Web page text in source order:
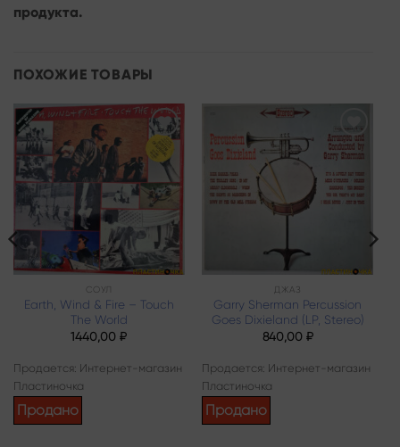
продукта.
ПОХОЖИЕ ТОВАРЫ
Add to
wishlist
СОУЛ
Earth, Wind & Fire – Touch
The World
1440,00₽
Продается: Интернет-магазин
Пластиночка
Продано
Add to
wishlist
ДЖАЗ
Garry Sherman Percussion
Goes Dixieland (LP, Stereo)
840,00 ₽
Продается: Интернет-магазин
Пластиночка
Продано